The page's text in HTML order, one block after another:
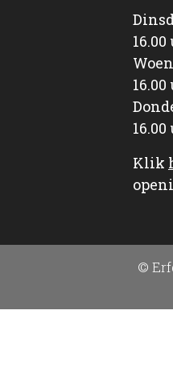
Klik
©